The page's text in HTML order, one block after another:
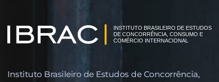
Instituto Brasileiro de Estudos de Concor­rência,